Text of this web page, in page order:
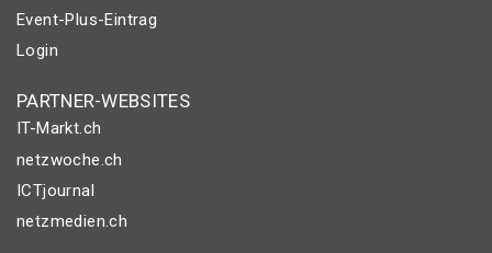
Event-Plus-Eintrag
Login
PARTNER-WEBSITES
IT-Markt.ch
netzwoche.ch
ICTjournal
netzmedien.ch